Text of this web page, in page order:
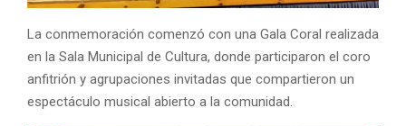
La conmemoración comenzó con una Gala Coral realizada
en la Sala Municipal de Cultura, donde participaron el coro
anfitrión y agrupaciones invitadas que compartieron un
espectáculo musical abierto a la comunidad.